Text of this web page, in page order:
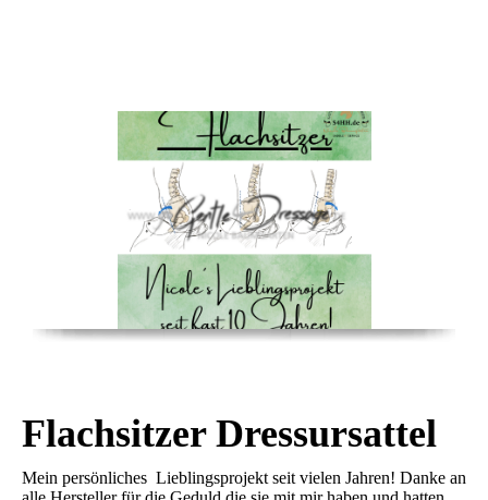
Flachsitzer Dressursattel
Mein persönliches Lieblingsprojekt seit vielen Jahren! Danke an